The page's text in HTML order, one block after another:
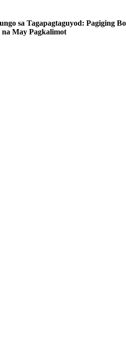
sa Tagapagtaguyod: Pagiging
May Pagkalimot